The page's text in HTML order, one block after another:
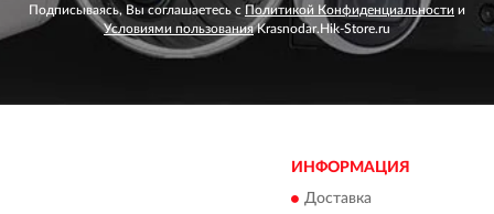
Подписываясь, Вы соглашаетесь с Политикой Конфиденциальности и
Условиями пользованияKrasnodar.Hik-Store.ru
ИНФОРМАЦИЯ
Доставка